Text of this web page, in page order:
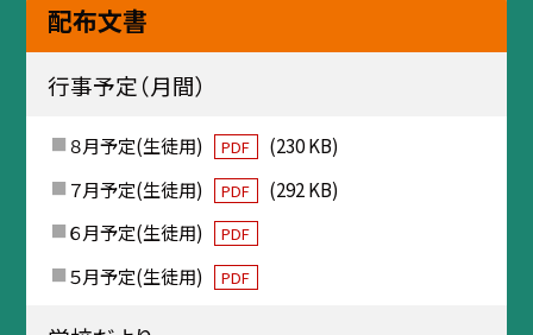
配布文書
行事予定（月間）
８月予定(生徒用) PDF
(230 KB)
７月予定(生徒用)
PDF
(292 KB)
６月予定(生徒用)
PDF
５月予定(生徒用) PDF